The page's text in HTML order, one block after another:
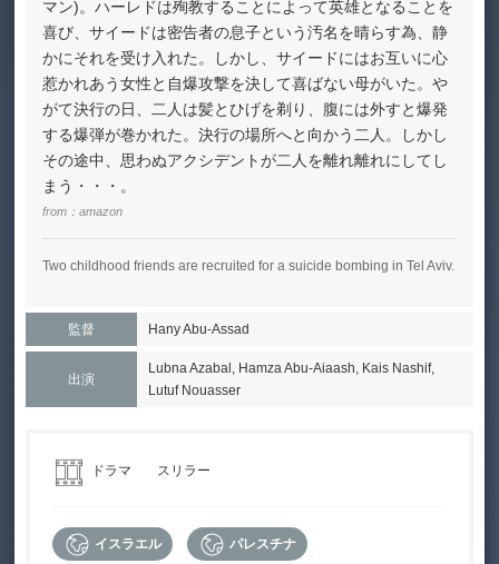
マン)。ハーレドは殉教することによって英雄となることを
喜び、サイードは密告者の息子という汚名を晴らす為、静
かにそれを受け入れた。しかし、サイードにはお互いに心
惹かれあう女性と自爆攻撃を決して喜ばない母がいた。や
がて決行の日、二人は髪とひげを剃り、腹には外すと爆発
する爆弾が巻かれた。決行の場所へと向かう二人。しかし
その途中、思わぬアクシデントが二人を離れ離れにしてし
まう・・・。
from： amazon
Two childhood friends are recruited for a suicide bombing in Tel Aviv.
監督 Hany Abu-Assad
出演
Lubna Azabal, Hamza Abu-Aiaash, Kais Nashif,
Lutuf Nouasser
ドラマ スリラー
イスラエル パレスチナ